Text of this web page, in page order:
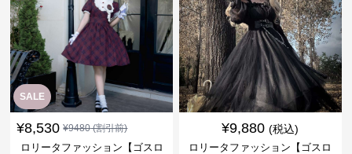
SALE
¥8,530 ¥9480(割引前)
ロリータファッション【ゴスロ
¥9,880 (税込)
ロリータファッション【ゴスロ